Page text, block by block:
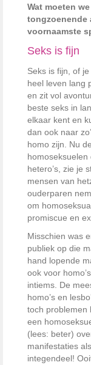
Wat moeten
tongzoenende
voornaamste
Seks is fijn
Seks is fijn, of
heel leven lang
en zit vol
beste seks in
elkaar kent en
dan ook naar
homo zijn. Nu
hetero’s, zie je
mensen van
ouderparen
om
promiscue en
Misschien was
publiek op die
hand lopende
ook voor
intiems. De
homo’s en
toch problemen
een
(lees: beter)
manifestaties
integendeel!